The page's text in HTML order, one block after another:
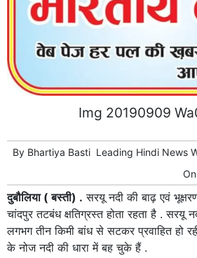
Img 20190909
By Bhartiya Basti Leading Hindi News
On
दुबौलिया ( बस्ती) . सरयू नदी की बाढ़ एवं
चांदपुर तटबंध क्षतिग्रस्त होता रहता है . सरयू
लगभग तीन किमी बांध से सटकर प्रवाहित हो
के नोज नदी की धारा में बह चुके हैं .